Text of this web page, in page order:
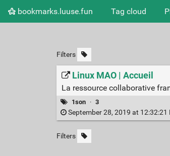
bookmarks.luuse.fun Tag cloud
Filters
Linux MAO | Accueil
La ressource collaborative
1son · 3
September 28, 2019 at 12:32:21
Filters